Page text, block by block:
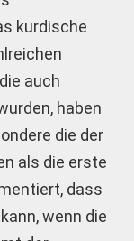
kurdische
auch
haben
die der
als die erste
dass
wenn die